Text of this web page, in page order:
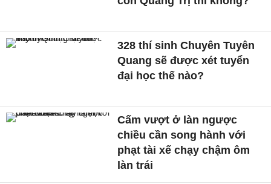
328 thí sinh Chuyên Tuyên
Quang sẽ được xét tuyển
đại học thế nào?
Cấm vượt ở làn ngược
chiều cần song hành với
phạt tài xế chạy chậm ôm
làn trái